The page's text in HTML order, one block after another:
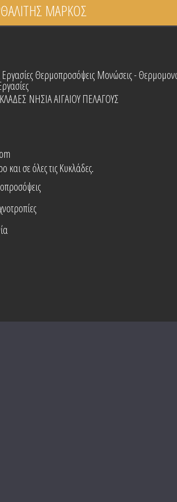
ΜΑΡΚΟΣ
Θερμοπροσόψεις Μονώσεις -
ΝΗΣΙΑ ΑΙΓΑΙΟΥ ΠΕΛΑΓΟΥΣ
και σε όλες τις Κυκλάδες.